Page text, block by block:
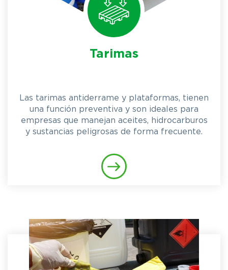
Tarimas
Las tarimas antiderrame y plataformas, tienen
una función preventiva y son ideales para
empresas que manejan aceites, hidrocarburos
y sustancias peligrosas de forma frecuente.